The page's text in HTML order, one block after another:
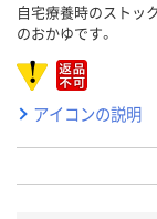
自宅療養時のストッ
のおかゆです。
アイコンの説明